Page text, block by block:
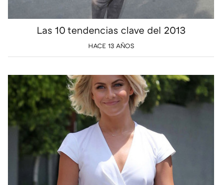
Las 10 tendencias clave del 2013
HACE 13 AÑOS